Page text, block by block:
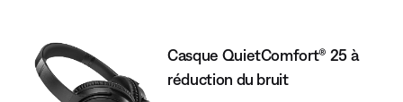
Casque QuietComfort® 25 à
réduction du bruit